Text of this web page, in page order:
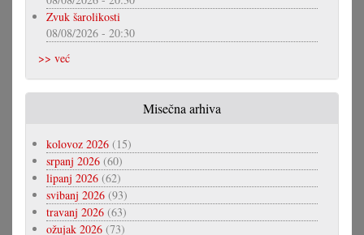
Zvuk šarolikosti
08/08/2026 - 20:30
>> već
Misečna arhiva
kolovoz 2026 (15)
srpanj 2026 (60)
lipanj 2026 (62)
svibanj 2026 (93)
travanj 2026 (63)
ožujak 2026 (73)